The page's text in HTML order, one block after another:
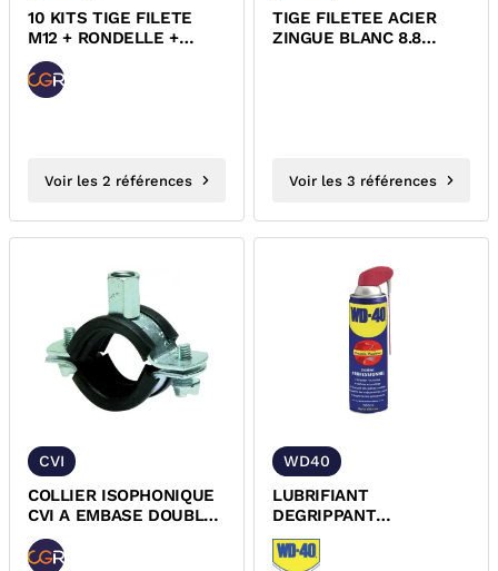
10 KITS TIGE FILETE
M12 + RONDELLE +
ECROU + ECROU
RAINURE SERTIE...
Voir les 2 références
TIGE FILETEE ACIER
ZINGUE BLANC 8.8
Voir les 3 références
CVI
COLLIER ISOPHONIQUE
CVI A EMBASE DOUBLE
M8/M10
WD40
LUBRIFIANT
DEGRIPPANT
NETTOYANT
MULTIFONCTION WD40